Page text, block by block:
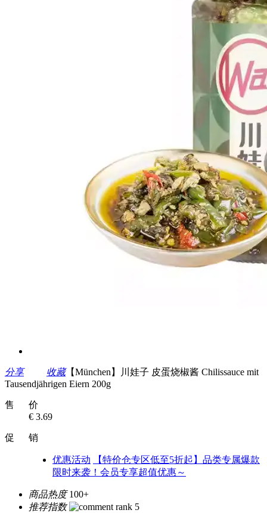
分享 收藏【München】川娃子 皮蛋烧椒酱 Chilissauce mit
Tausendjährigen Eiern 200g
售 价
€ 3.69
促 销
优惠活动
【特价仓专区低至5折起】品类专属爆款
限时来袭！会员专享超值优惠～
商品热度 100+
推荐指数